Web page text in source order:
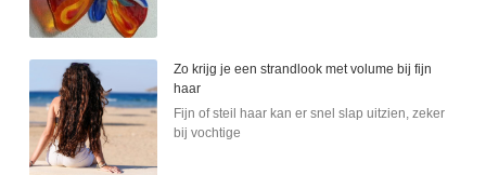
Zo krijg je een strandlook met volume bij fijn
haar
Fijn of steil haar kan er snel slap uitzien, zeker
bij vochtige